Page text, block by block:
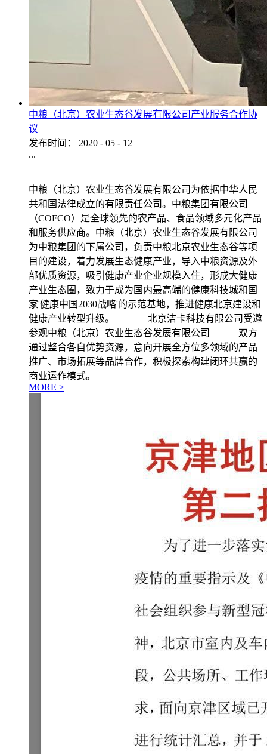
中粮（北京）农业生态谷发展有限公司产业服务合作协
议
发布时间：
2020 - 05 - 12
...
中粮（北京）农业生态谷发展有限公司为依据中华人民
共和国法律成立的有限责任公司。中粮集团有限公司
（COFCO）是全球领先的农产品、食品领域多元化产品
和服务供应商。中粮（北京）农业生态谷发展有限公司
为中粮集团的下属公司，负责中粮北京农业生态谷等项
目的建设，着力发展生态健康产业，导入中粮资源及外
部优质资源，吸引健康产业企业规模入住，形成大健康
产业生态圈，致力于成为国内最高端的健康科技城和国
家'健康中国2030战略'的示范基地，推进健康北京建设和
健康产业转型升级。 北京洁卡科技有限公司受邀
参观中粮（北京）农业生态谷发展有限公司 双方
通过整合各自优势资源，意向开展全方位多领域的产品
推广、市场拓展等品牌合作，积极探索构建闭环共赢的
商业运作模式。
MORE >